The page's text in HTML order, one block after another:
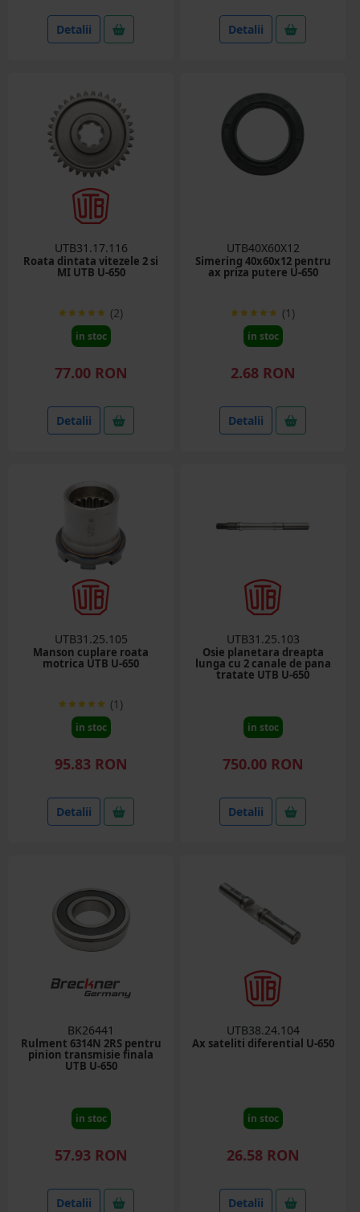
Detalii Detalii
UTB31.17.116
Roata dintata vitezele 2 si
MI UTB U-650
(2)
in stoc
77.00 RON
Detalii
UTB40X60X12
Simering 40x60x12 pentru
ax priza putere U-650
(1)
in stoc
2.68 RON
Detalii
UTB31.25.105
Manson cuplare roata
motrica UTB U-650
(1)
in stoc
95.83 RON
Detalii
UTB31.25.103
Osie planetara dreapta
lunga cu 2 canale de pana
tratate UTB U-650
in stoc
750.00 RON
Detalii
BK26441
Rulment 6314N 2RS pentru
pinion transmisie finala
UTB U-650
in stoc
57.93 RON
Detalii
UTB38.24.104
Ax sateliti diferential U-650
in stoc
26.58 RON
Detalii